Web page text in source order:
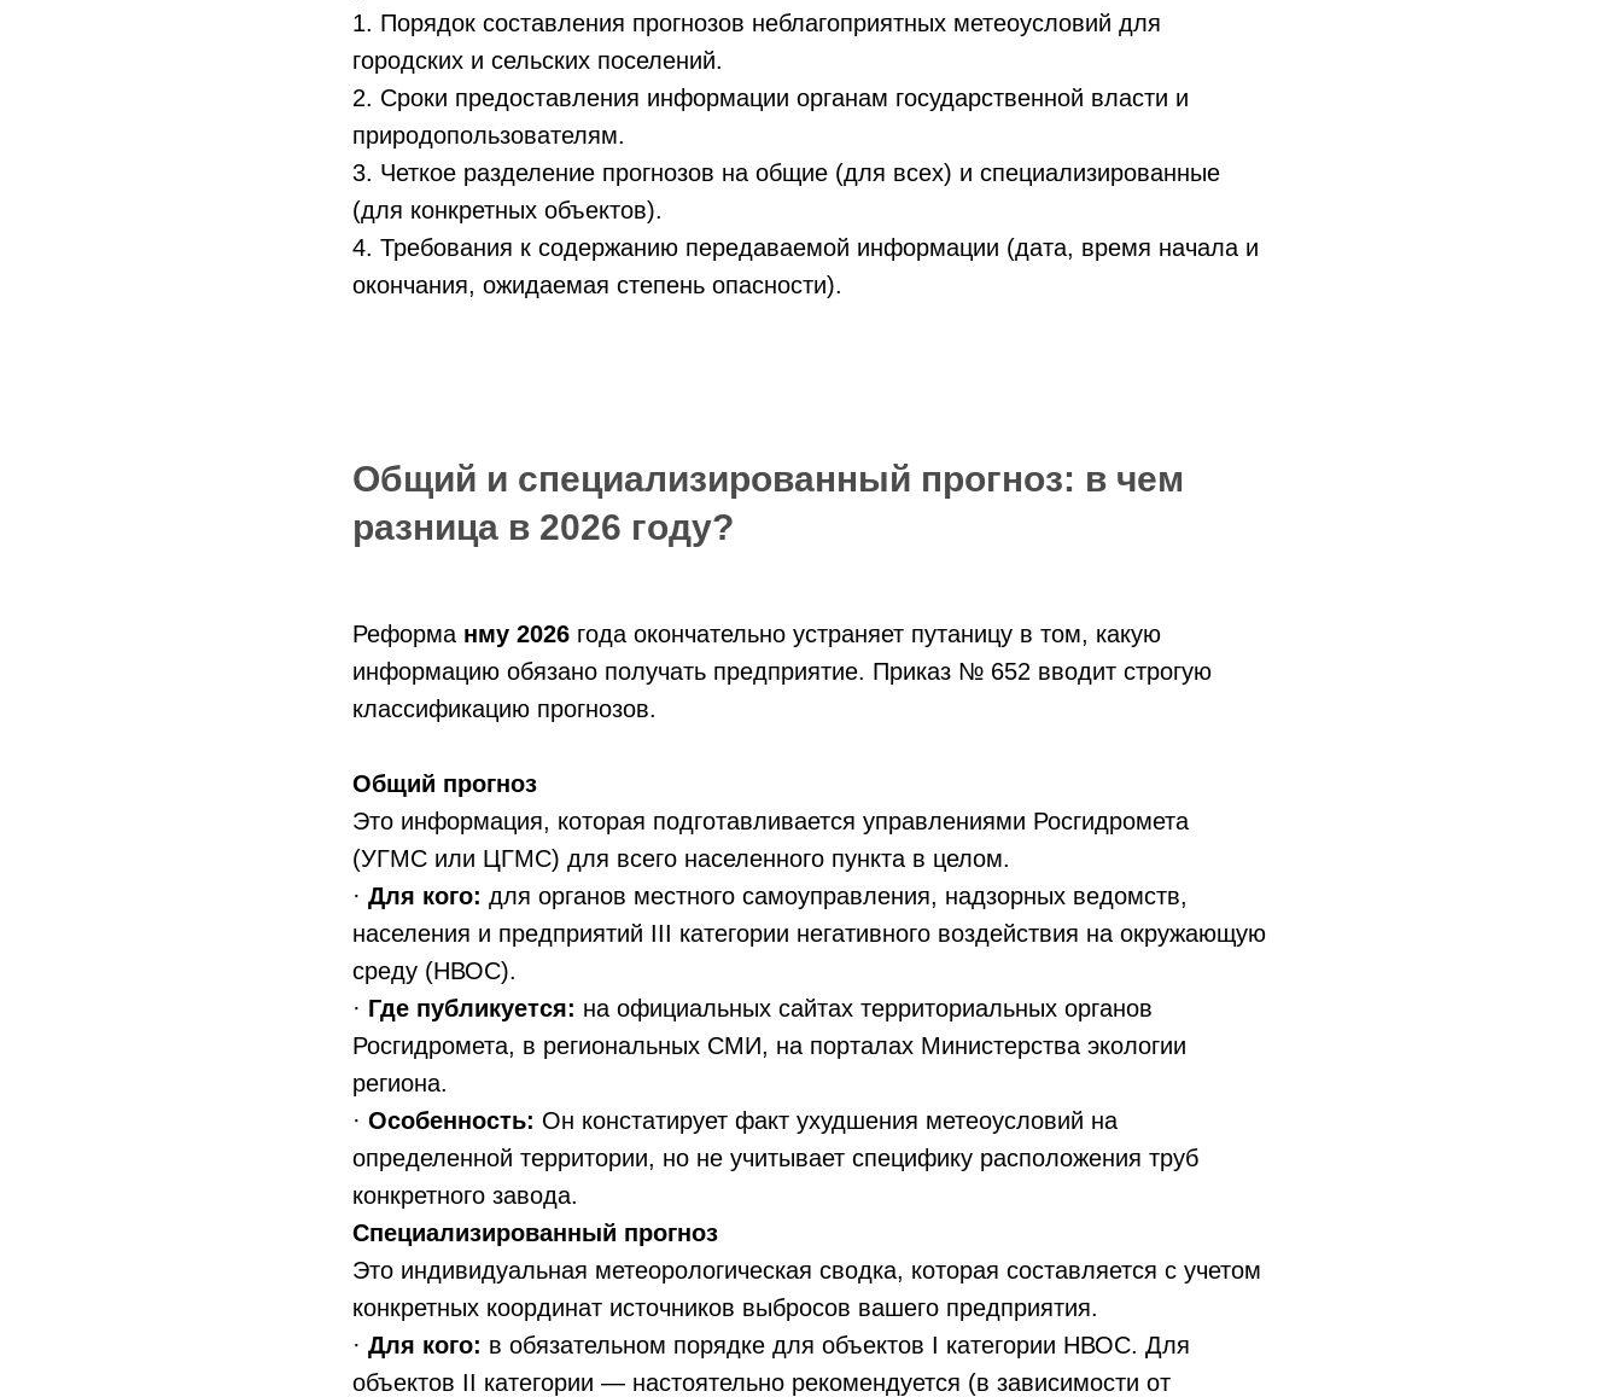
1. Порядок составления прогнозов неблагоприятных метеоусловий для
городских и сельских поселений.
2. Сроки предоставления информации органам государственной власти и
природопользователям.
3. Четкое разделение прогнозов на общие (для всех) и специализированные
(для конкретных объектов).
4. Требования к содержанию передаваемой информации (дата, время начала и
окончания, ожидаемая степень опасности).
Общий и специализированный прогноз: в чем
разница в 2026 году?
Реформа нму 2026 года окончательно устраняет путаницу в том, какую
информацию обязано получать предприятие. Приказ № 652 вводит строгую
классификацию прогнозов.
Общий прогноз
Это информация, которая подготавливается управлениями Росгидромета
(УГМС или ЦГМС) для всего населенного пункта в целом.
· Для кого: для органов местного самоуправления, надзорных ведомств,
населения и предприятий III категории негативного воздействия на окружающую
среду (НВОС).
· Где публикуется: на официальных сайтах территориальных органов
Росгидромета, в региональных СМИ, на порталах Министерства экологии
региона.
· Особенность: Он констатирует факт ухудшения метеоусловий на
определенной территории, но не учитывает специфику расположения труб
конкретного завода.
Специализированный прогноз
Это индивидуальная метеорологическая сводка, которая составляется с учетом
конкретных координат источников выбросов вашего предприятия.
· Для кого: в обязательном порядке для объектов I категории НВОС. Для
объектов II категории — настоятельно рекомендуется (в зависимости от